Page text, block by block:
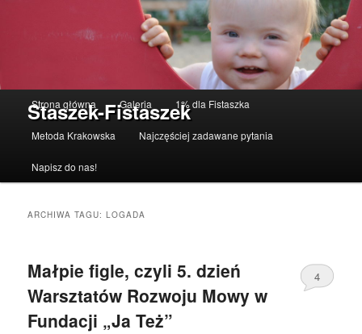
Staszek-Fistaszek
Przeskocz do tekstu
Przeskocz do widgetów
Strona główna Galeria 1% dla Fistaszka
Metoda Krakowska Najczęściej zadawane pytania
Napisz do nas!
ARCHIWA TAGU:LOGADA
Małpie figle, czyli 5. dzień
Warsztatów Rozwoju Mowy w
Fundacji „Ja Też”
4